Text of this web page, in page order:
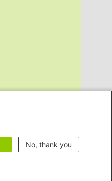
No, thank you